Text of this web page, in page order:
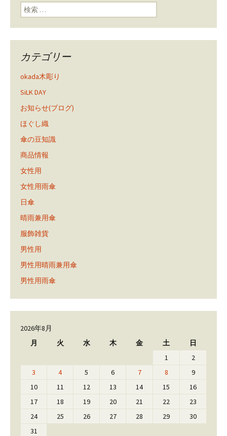
検索:
カテゴリー
okada木彫り
SiLK DAY
お知らせ(ブログ)
ほぐし織
傘の豆知識
商品情報
女性用
女性用雨傘
日傘
晴雨兼用傘
服飾雑貨
男性用
男性用晴雨兼用傘
男性用雨傘
2026年8月
月
火 水 木 金 土 日
1
2
3
4 5 6 7 8
9
10
11 12 13 14 15
16
17
18 19 20 21 22
23
24
25 26 27 28 29
30
31